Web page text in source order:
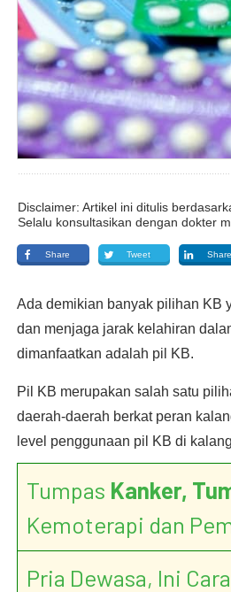
Disclaimer: Artikel ini ditulis
Selalu konsultasikan dengan dokter
Share Tweet Share
Ada demikian banyak pilihan KB
dan menjaga jarak kelahiran
dimanfaatkan adalah pil KB.
Pil KB merupakan salah satu
daerah-daerah berkat peran
level penggunaan pil KB di
Tumpas Kanker,
Kemoterapi dan
Pria Dewasa, Ini